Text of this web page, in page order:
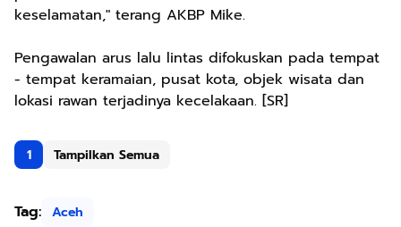
keselamatan," terang AKBP Mike.
Pengawalan arus lalu lintas difokuskan pada tempat
- tempat keramaian, pusat kota, objek wisata dan
lokasi rawan terjadinya kecelakaan. [SR]
1 Tampilkan Semua
Tag: Aceh